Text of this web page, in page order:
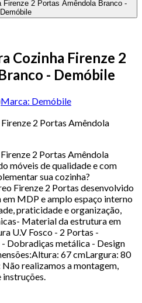
Cozinha Firenze 2
- Demóbile
Marca: Demóbile
2 Portas Amêndola
2 Portas Amêndola
móveis de qualidade e com
sua cozinha?
Firenze 2 Portas desenvolvido
MDP e amplo espaço interno
praticidade e organização,
Material da estrutura em
U.V Fosco - 2 Portas -
Dobradiças metálica - Design
67 cmLargura: 80
realizamos a montagem,
instruções.